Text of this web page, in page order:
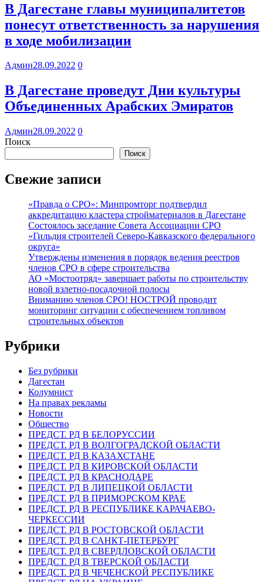
В Дагестане главы муниципалитетов
понесут ответственность за нарушения
в ходе мобилизации
Админ28.09.2022 0
В Дагестане проведут Дни культуры
Объединенных Арабских Эмиратов
Админ28.09.2022 0
Поиск
Поиск
Свежие записи
«Правда о СРО»: Минпромторг подтвердил
аккредитацию кластера стройматериалов в Дагестане
Состоялось заседание Совета Ассоциации СРО
«Гильдия строителей Северо-Кавказского федерального
округа»
Утверждены изменения в порядок ведения реестров
членов СРО в сфере строительства
АО «Мостоотряд» завершает работы по строительству
новой взлетно-посадочной полосы
Вниманию членов СРО! НОСТРОЙ проводит
мониторинг ситуации с обеспечением топливом
строительных объектов
Рубрики
Без рубрики
Дагестан
Колумнист
На правах рекламы
Новости
Общество
ПРЕДСТ. РД В БЕЛОРУССИИ
ПРЕДСТ. РД В ВОЛГОГРАДСКОЙ ОБЛАСТИ
ПРЕДСТ. РД В КАЗАХСТАНЕ
ПРЕДСТ. РД В КИРОВСКОЙ ОБЛАСТИ
ПРЕДСТ. РД В КРАСНОДАРЕ
ПРЕДСТ. РД В ЛИПЕЦКОЙ ОБЛАСТИ
ПРЕДСТ. РД В ПРИМОРСКОМ КРАЕ
ПРЕДСТ. РД В РЕСПУБЛИКЕ КАРАЧАЕВО-
ЧЕРКЕССИИ
ПРЕДСТ. РД В РОСТОВСКОЙ ОБЛАСТИ
ПРЕДСТ. РД В САНКТ-ПЕТЕРБУРГ
ПРЕДСТ. РД В СВЕРДЛОВСКОЙ ОБЛАСТИ
ПРЕДСТ. РД В ТВЕРСКОЙ ОБЛАСТИ
ПРЕДСТ. РД В ЧЕЧЕНСКОЙ РЕСПУБЛИКЕ